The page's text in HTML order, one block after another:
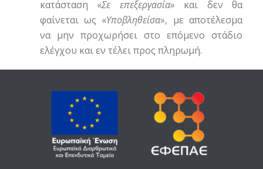
κατάσταση «Σε επεξεργασία» και δεν θα
φαίνεται ως «Υποβληθείσα», με αποτέλεσμα
να μην προχωρήσει στο επόμενο στάδιο
ελέγχου και εν τέλει προς πληρωμή.